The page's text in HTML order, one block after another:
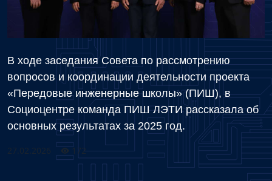
В ходе заседания Совета по рассмотрению
вопросов и координации деятельности проекта
«Передовые инженерные школы» (ПИШ), в
Социоцентре команда ПИШ ЛЭТИ рассказала об
основных результатах за 2025 год.
27.02.2026 172